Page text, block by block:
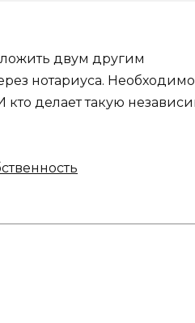
двум другим
нотариуса.
делает такую